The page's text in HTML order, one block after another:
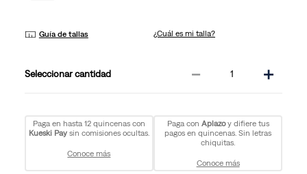
Guía de tallas ¿Cuál es mi talla?
cantidad ＋
－
Paga en hasta 12 quincenas con
Kueski Paysin comisiones ocultas.
Conoce más
Paga con Aplazoy difiere tus
pagos en quincenas. Sin letras
chiquitas.
Conoce más